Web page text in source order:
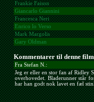
Frankie Faison
Giancarlo Giannini
Francesca Neri
Enrico lo Verso
Mark Margolis
Gary Oldman
Kommentarer til denne
Fra Stefan N.:
Jeg er eller en stor fan af Ridley
overhovedet. Bladerunner står
har han godt nok lavet en fæl